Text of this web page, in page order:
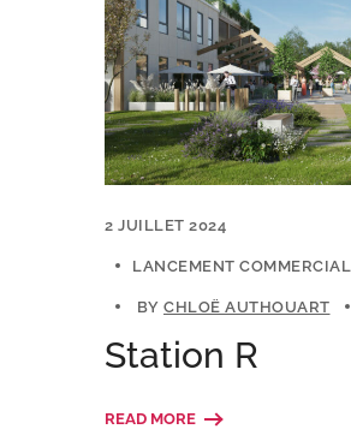
2 JUILLET 2024
LANCEMENT COMMERCIAL
BY CHLOË AUTHOUART
Station R
READ MORE